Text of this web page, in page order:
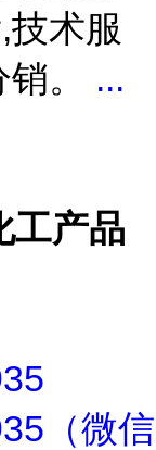
术服
。 ...
工产品
（微信